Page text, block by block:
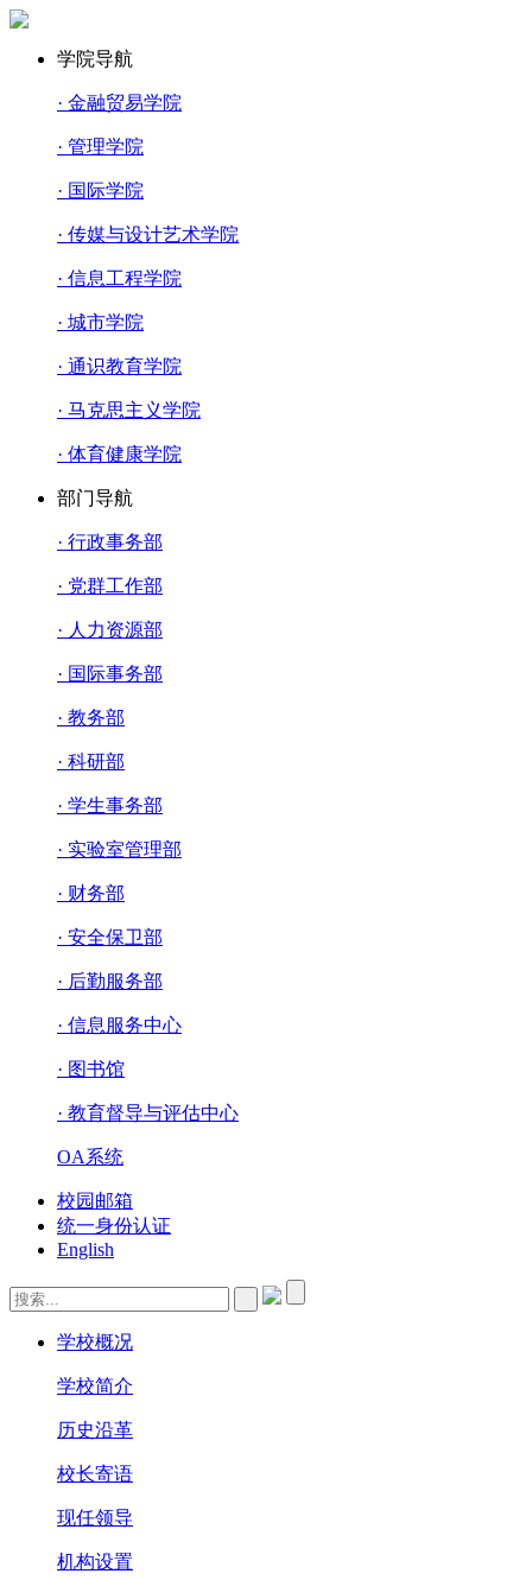
学院导航
· 金融贸易学院
· 管理学院
· 国际学院
· 传媒与设计艺术学院
· 信息工程学院
· 城市学院
· 通识教育学院
· 马克思主义学院
· 体育健康学院
部门导航
· 行政事务部
· 党群工作部
· 人力资源部
· 国际事务部
· 教务部
· 科研部
· 学生事务部
· 实验室管理部
· 财务部
· 安全保卫部
· 后勤服务部
· 信息服务中心
· 图书馆
· 教育督导与评估中心
OA系统
校园邮箱
统一身份认证
English
学校概况
学校简介
历史沿革
校长寄语
现任领导
机构设置